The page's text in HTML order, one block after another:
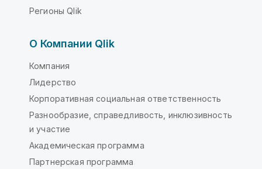
Регионы Qlik
О Компании Qlik
Компания
Лидерство
Корпоративная социальная ответственность
Разнообразие, справедливость, инклюзивность
и участие
Академическая программа
Партнерская программа